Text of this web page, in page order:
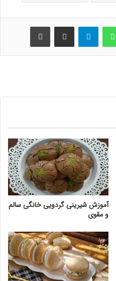
واتس آپ اشتراک گذاری از طریق ایمیل
آموزش شیرینی گردویی خانگی سالم
و مقوی